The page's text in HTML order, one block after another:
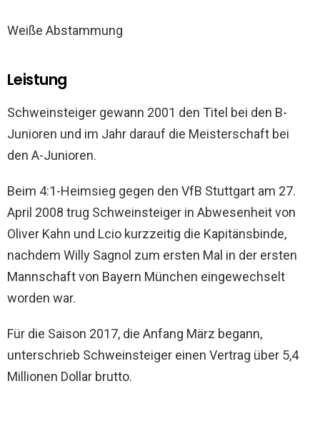
Weiße Abstammung
Leistung
Schweinsteiger gewann 2001 den Titel bei den B-
Junioren und im Jahr darauf die Meisterschaft bei
den A-Junioren.
Beim 4:1-Heimsieg gegen den VfB Stuttgart am 27.
April 2008 trug Schweinsteiger in Abwesenheit von
Oliver Kahn und Lcio kurzzeitig die Kapitänsbinde,
nachdem Willy Sagnol zum ersten Mal in der ersten
Mannschaft von Bayern München eingewechselt
worden war.
Für die Saison 2017, die Anfang März begann,
unterschrieb Schweinsteiger einen Vertrag über 5,4
Millionen Dollar brutto.